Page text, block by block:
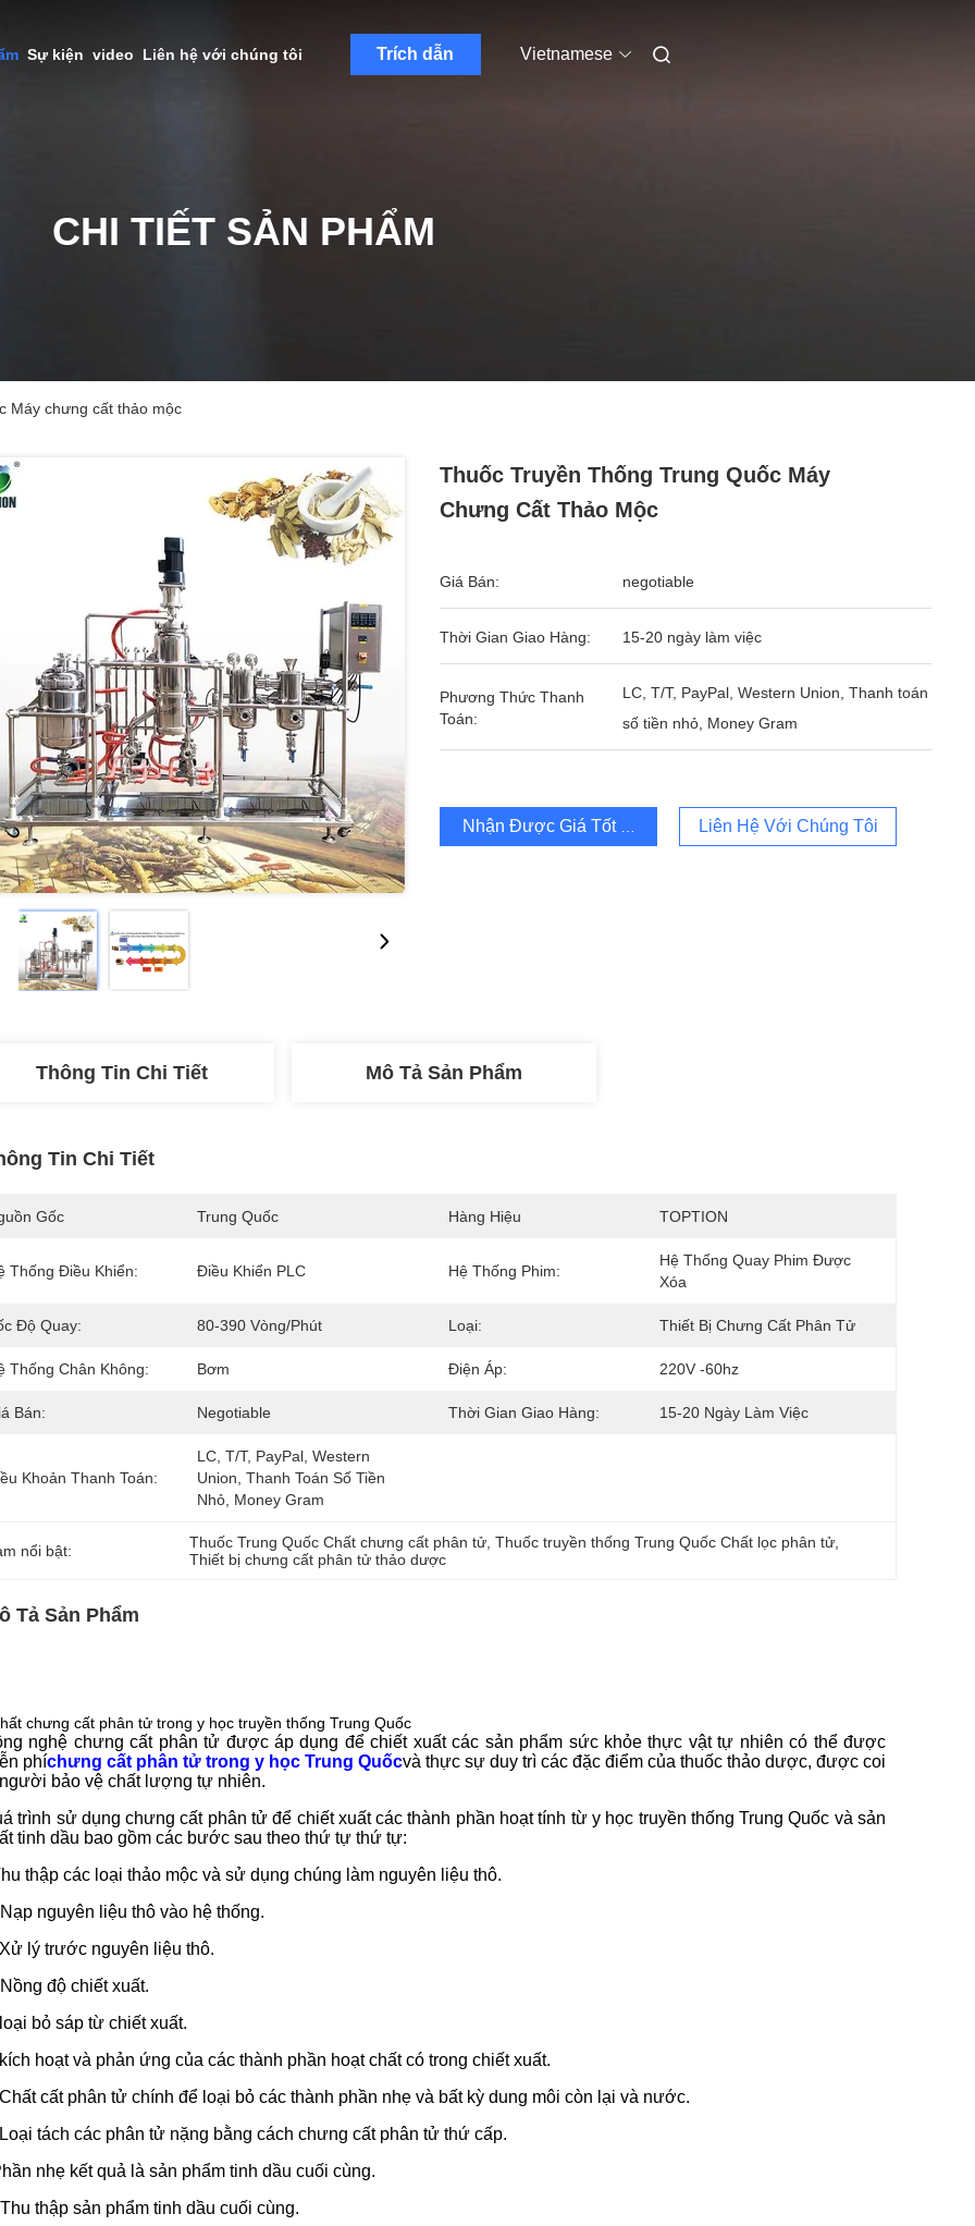
Sự kiện video Liên hệ với chúng tôi Trích dẫn Vietnamese
CHI TIẾT SẢN PHẨM
Máy chưng cất thảo mộc
Thuốc Truyền Thống Trung Quốc Máy
Chưng Cất Thảo Mộc
Giá Bán: negotiable
Thời Gian Giao Hàng: 15-20 ngày làm việc
Phương Thức Thanh
Toán:
LC, T/T, PayPal, Western Union, Thanh toán
số tiền nhỏ, Money Gram
Nhận Được Giá Tốt Nhất Liên Hệ Với Chúng Tôi
Thông Tin Chi Tiết Mô Tả Sản Phẩm
Tin Chi Tiết
Gốc Trung Quốc Hàng Hiệu TOPTION
Thống Điều Khiển: Điều Khiển PLC Hệ Thống Phim:
Hệ Thống Quay Phim Được
Xóa
Độ Quay: 80-390 Vòng/phút Loại: Thiết Bị Chưng Cất Phân Tử
Thống Chân Không: Bơm Điện Áp: 220V -60hz
Bán: Negotiable Thời Gian Giao Hàng: 15-20 Ngày Làm Việc
Khoản Thanh Toán:
LC, T/T, PayPal, Western
Union, Thanh Toán Số Tiền
Nhỏ, Money Gram
nổi bật: Thuốc Trung Quốc Chất chưng cất phân tử , Thuốc truyền thống Trung Quốc Chất lọc phân tử
Thiết bị chưng cất phân tử thảo dược
Tả Sản Phẩm
chưng cất phân tử trong y học truyền thống Trung Quốc
nghệ chưng cất phân tử được áp dụng để chiết xuất các sản phẩm sức khỏe thực vật tự nhiên có thể được
phíchưng cất phân tử trong y học Trung Quốcvà thực sự duy trì các đặc điểm của thuốc thảo dược, được coi
người bảo vệ chất lượng tự nhiên.
trình sử dụng chưng cất phân tử để chiết xuất các thành phần hoạt tính từ y học truyền thống Trung Quốc và sản
tinh dầu bao gồm các bước sau theo thứ tự thứ tự:
thập các loại thảo mộc và sử dụng chúng làm nguyên liệu thô.
nguyên liệu thô vào hệ thống.
lý trước nguyên liệu thô.
độ chiết xuất.
bỏ sáp từ chiết xuất.
hoạt và phản ứng của các thành phần hoạt chất có trong chiết xuất.
cất phân tử chính để loại bỏ các thành phần nhẹ và bất kỳ dung môi còn lại và nước.
tách các phân tử nặng bằng cách chưng cất phân tử thứ cấp.
nhẹ kết quả là sản phẩm tinh dầu cuối cùng.
thập sản phẩm tinh dầu cuối cùng.